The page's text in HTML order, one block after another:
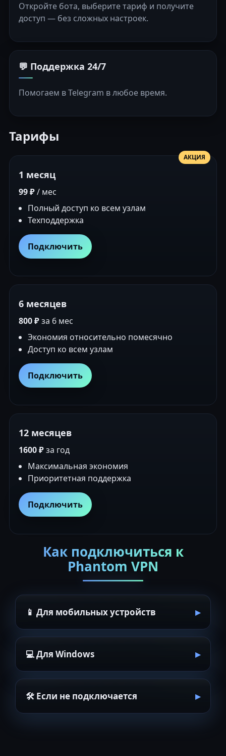
Откройте бота, выберите тариф и получите
доступ — без сложных настроек.
💬 Поддержка 24/7
Помогаем в Telegram в любое время.
Тарифы
АКЦИЯ
1 месяц
99 ₽/ мес
Полный доступ ко всем узлам
Техподдержка
Подключить
6 месяцев
800 ₽за 6 мес
Экономия относительно помесячно
Доступ ко всем узлам
Подключить
12 месяцев
1600 ₽за год
Максимальная экономия
Приоритетная поддержка
Подключить
Как подключиться к
Phantom VPN
📱 Для мобильных устройств
💻 Для Windows
🛠 Если не подключается